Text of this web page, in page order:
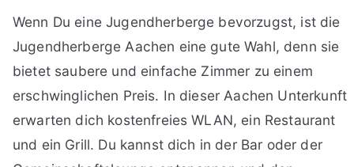
Wenn Du eine Jugendherberge bevorzugst, ist die
Jugendherberge Aachen eine gute Wahl, denn sie
bietet saubere und einfache Zimmer zu einem
erschwinglichen Preis. In dieser Aachen Unterkunft
erwarten dich kostenfreies WLAN, ein Restaurant
und ein Grill. Du kannst dich in der Bar oder der